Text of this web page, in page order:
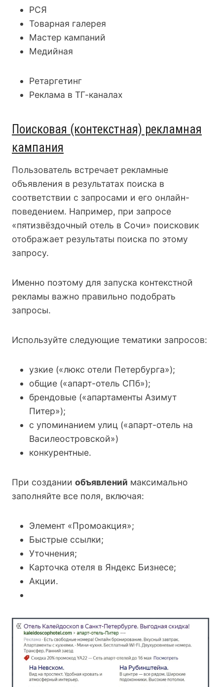
РСЯ
Товарная галерея
Мастер кампаний
Медийная
Ретаргетинг
Реклама в ТГ-каналах
Поисковая (контекстная) рекламная
кампания
Пользователь встречает рекламные
объявления в результатах поиска в
соответствии с запросами и его онлайн-
поведением. Например, при запросе
«пятизвёздочный отель в Сочи» поисковик
отображает результаты поиска по этому
запросу.
Именно поэтому для запуска контекстной
рекламы важно правильно подобрать
запросы.
Используйте следующие тематики запросов:
узкие («люкс отели Петербурга»);
общие («апарт-отель СПб»);
брендовые («апартаменты Азимут
Питер»);
с упоминанием улиц («апарт-отель на
Василеостровской»)
конкурентные.
При создании объявлений максимально
заполняйте все поля, включая:
Элемент «Промоакция»;
Быстрые ссылки;
Уточнения;
Карточка отеля в Яндекс Бизнесе;
Акции.